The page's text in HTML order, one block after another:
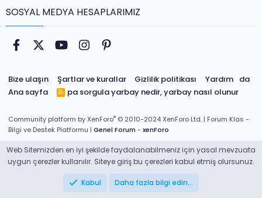
SOSYAL MEDYA HESAPLARIMIZ
Facebook
Twitter youtubeInstagram
Bize ulaşın Şartlar ve kurallar Gizlilik politikası
Yardım
Ana sayfa
da
pa sorgulayarbay nedir, yarbay nasıl olunur
R
S
Community platform by XenForo® © 2010-2024 XenForo Ltd. | Forum Klas -
Bilgi ve Destek Platformu | Genel Forum - xenForo
Web Sitemizden en iyi şekilde faydalanabilmeniz için yasal mevzuata
uygun çerezler kullanılır. Siteye giriş bu çerezleri kabul etmiş olursunuz.
Kabul Daha fazla bilgi edin…